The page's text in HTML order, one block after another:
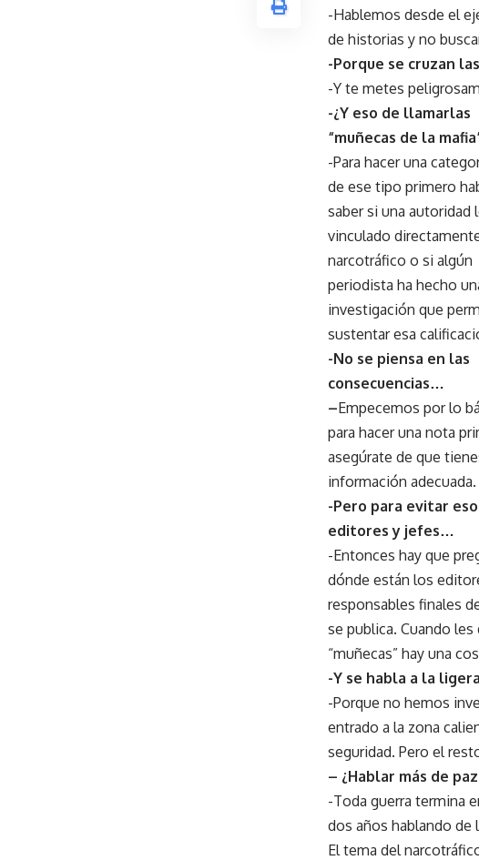
-Hablemos desde el
de historias y no
-Porque se cruzan
-Y te metes
-¿Y eso de llamarlas
“muñecas de la
-Para hacer una
de ese tipo primero
saber si una autoridad
vinculado
narcotráfico o si algún
periodista ha hecho
investigación que
sustentar esa
-No se piensa en las
consecuencias…
–Empecemos por lo
para hacer una nota
asegúrate de que
información adecuada.
-Pero para evitar
editores y jefes…
-Entonces hay que
dónde están los
responsables finales
se publica. Cuando les
“muñecas” hay una
-Y se habla a la
-Porque no hemos
entrado a la zona
seguridad. Pero el
– ¿Hablar más de
-Toda guerra termina
dos años hablando de
El tema del